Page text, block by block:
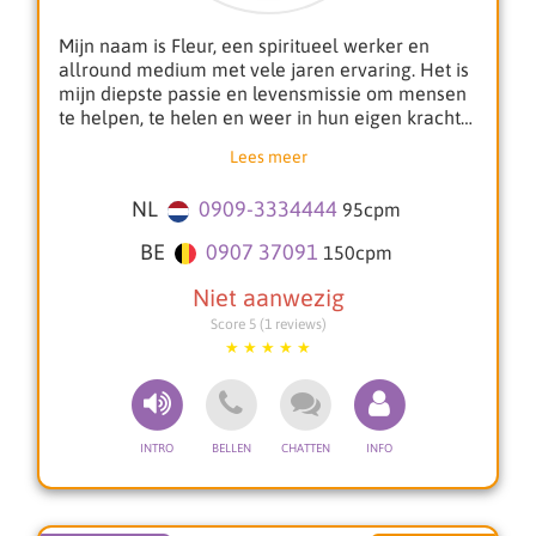
Mijn naam is Fleur, een spiritueel werker en
allround medium met vele jaren ervaring. Het is
mijn diepste passie en levensmissie om mensen
te helpen, te helen en weer in hun eigen kracht
behoefte aan duidelijke antwoorden, spirituele
sta ik met liefde en al mijn gaven voor je klaar.
Als hoogsensitief medium werk ik met
verschillende spirituele zintuigen om jou de
meest zuivere inzichten te geven.
Mijn gaven omvatten onder andere:
**Helderziend & Helderhorend**
Ik ontvang beelden en boodschappen van de
spirituele wereld die jou richting kunnen geven
**Heldervoelend & Helderruikend**
Lees meer
NL 0909-3334444 95cpm
BE 0907 37091 150cpm
Score 5 (1 reviews)